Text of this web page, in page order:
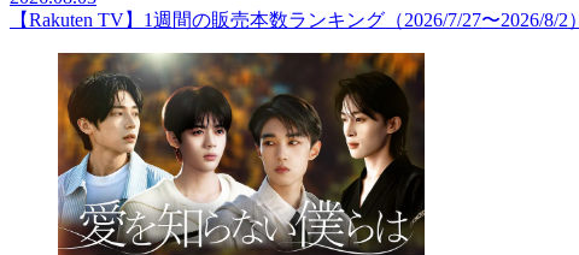
【Rakuten TV】1週間の販売本数ランキング（2026/7/27〜2026/8/2）